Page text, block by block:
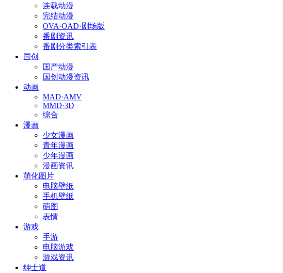
连载动漫
完结动漫
OVA·OAD·剧场版
番剧资讯
番剧分类索引表
国创
国产动漫
国创动漫资讯
动画
MAD·AMV
MMD·3D
综合
漫画
少女漫画
青年漫画
少年漫画
漫画资讯
萌化图片
电脑壁纸
手机壁纸
萌图
表情
游戏
手游
电脑游戏
游戏资讯
绅士道